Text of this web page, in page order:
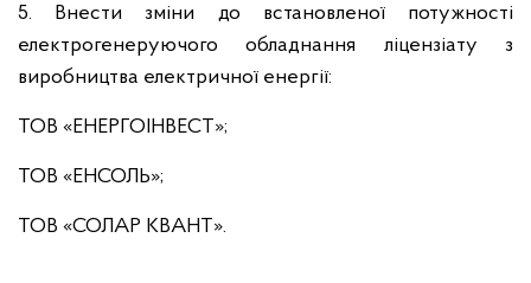
5. Внести зміни до встановленої потужності
електрогенеруючого обладнання ліцензіату з
виробництва електричної енергії:
ТОВ «ЕНЕРГОІНВЕСТ»;
ТОВ «ЕНСОЛЬ»;
ТОВ «СОЛАР КВАНТ».